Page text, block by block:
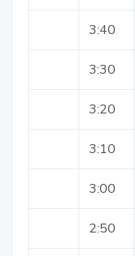
3:40
3:30
3:20
3:10
3:00
2:50